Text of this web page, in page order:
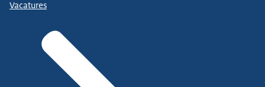
Vacatures